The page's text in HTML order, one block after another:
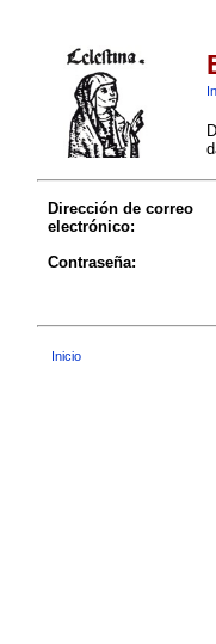
Dirección de correo
electrónico:
Contraseña:
Inicio